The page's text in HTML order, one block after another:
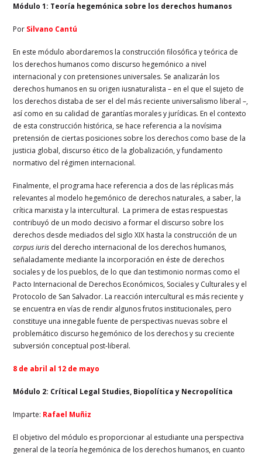
Módulo 1: Teoría hegemónica sobre los derechos humanos
Por Silvano Cantú
En este módulo abordaremos la construcción filosófica y teórica de
los derechos humanos como discurso hegemónico a nivel
internacional y con pretensiones universales. Se analizarán los
derechos humanos en su origen iusnaturalista – en el que el sujeto de
los derechos distaba de ser el del más reciente universalismo liberal –,
así como en su calidad de garantías morales y jurídicas. En el contexto
de esta construcción histórica, se hace referencia a la novísima
pretensión de ciertas posiciones sobre los derechos como base de la
justicia global, discurso ético de la globalización, y fundamento
normativo del régimen internacional.
Finalmente, el programa hace referencia a dos de las réplicas más
relevantes al modelo hegemónico de derechos naturales, a saber, la
crítica marxista y la intercultural. La primera de estas respuestas
contribuyó de un modo decisivo a formar el discurso sobre los
derechos desde mediados del siglo XIX hasta la construcción de un
corpus iuris del derecho internacional de los derechos humanos,
señaladamente mediante la incorporación en éste de derechos
sociales y de los pueblos, de lo que dan testimonio normas como el
Pacto Internacional de Derechos Económicos, Sociales y Culturales y el
Protocolo de San Salvador. La reacción intercultural es más reciente y
se encuentra en vías de rendir algunos frutos institucionales, pero
constituye una innegable fuente de perspectivas nuevas sobre el
problemático discurso hegemónico de los derechos y su creciente
subversión conceptual post-liberal.
8 de abril al 12 de mayo
Módulo 2: Crítical Legal Studies, Biopolítica y Necropolítica
Imparte: Rafael Muñiz
El objetivo del módulo es proporcionar al estudiante una perspectiva
general de la teoría hegemónica de los derechos humanos, en cuanto